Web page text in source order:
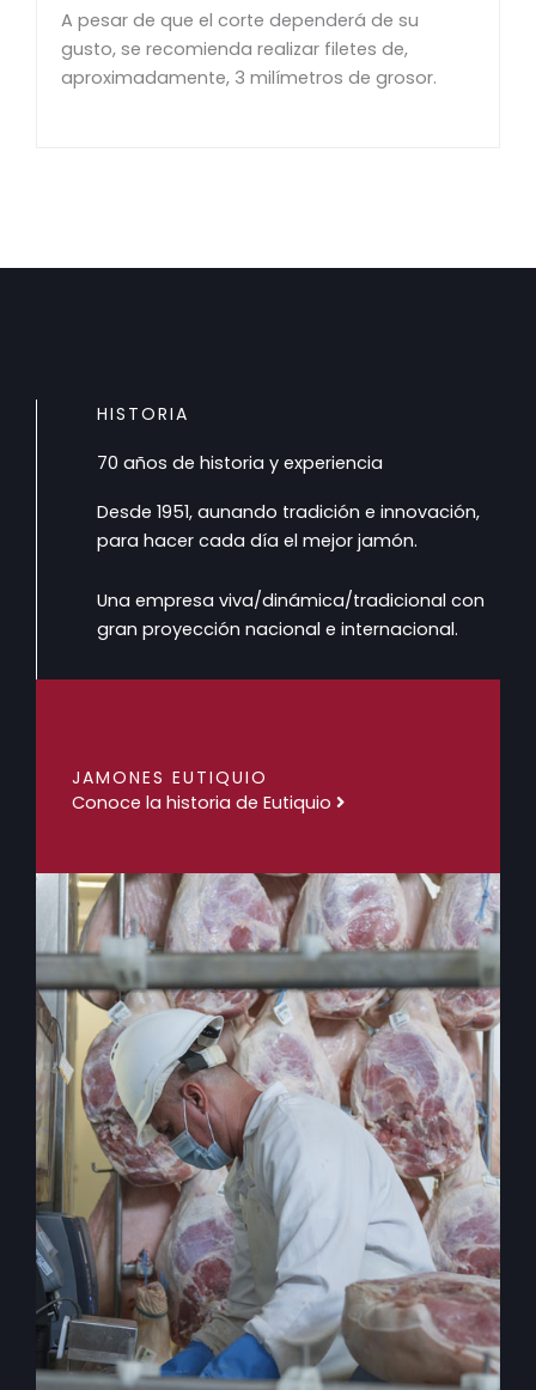
A pesar de que el corte dependerá de su
gusto, se recomienda realizar filetes de,
aproximadamente, 3 milímetros de grosor.
HISTORIA
70 años de historia y experiencia
Desde 1951, aunando tradición e innovación,
para hacer cada día el mejor jamón.
Una empresa viva/dinámica/tradicional con
gran proyección nacional e internacional.
JAMONES EUTIQUIO
Conoce la historia de Eutiquio